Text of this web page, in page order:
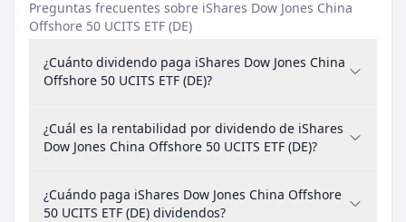
Preguntas frecuentes sobre iShares Dow Jones China
Offshore 50 UCITS ETF (DE)
¿Cuánto dividendo paga iShares Dow Jones China
Offshore 50 UCITS ETF (DE)?
¿Cuál es la rentabilidad por dividendo de iShares
Dow Jones China Offshore 50 UCITS ETF (DE)?
¿Cuándo paga iShares Dow Jones China Offshore
50 UCITS ETF (DE) dividendos?